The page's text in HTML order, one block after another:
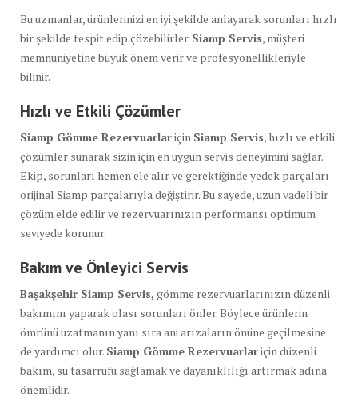
Bu uzmanlar, ürünlerinizi en iyi şekilde anlayarak sorunları hızlı
bir şekilde tespit edip çözebilirler. Siamp Servis, müşteri
memnuniyetine büyük önem verir ve profesyonellikleriyle
bilinir.
Hızlı ve Etkili Çözümler
Siamp Gömme Rezervuarlariçin Siamp Servis, hızlı ve etkili
çözümler sunarak sizin için en uygun servis deneyimini sağlar.
Ekip, sorunları hemen ele alır ve gerektiğinde yedek parçaları
orijinal Siamp parçalarıyla değiştirir. Bu sayede, uzun vadeli bir
çözüm elde edilir ve rezervuarınızın performansı optimum
seviyede korunur.
Bakım ve Önleyici Servis
Başakşehir Siamp Servis, gömme rezervuarlarınızın düzenli
bakımını yaparak olası sorunları önler. Böylece ürünlerin
ömrünü uzatmanın yanı sıra ani arızaların önüne geçilmesine
de yardımcı olur. Siamp Gömme Rezervuarlariçin düzenli
bakım, su tasarrufu sağlamak ve dayanıklılığı artırmak adına
önemlidir.